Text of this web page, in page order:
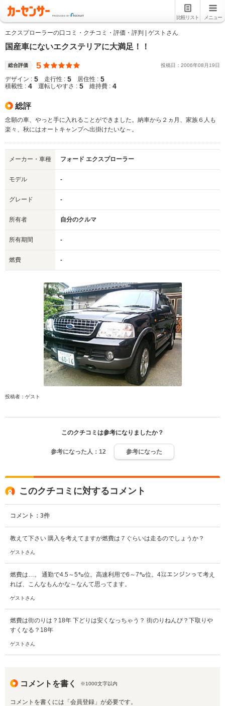
比較リスト メニュー
エクスプローラーの口コミ・クチコミ・評価・評判 | ゲストさん
国産車にないエクステリアに大満足！！
総合評価 5 投稿日： 2006年08 月 19日
デザイン : 5 走行性 : 5 居住性 : 5
積載性 : 4 運転しやすさ : 5 維持費 : 4
総評
念願の車、やっと手に入れることができました。納車から２ヵ月、家族６人も
楽々、秋にはオートキャンプへ出掛けたいな～。
メーカー・車種 フォード エクスプローラー
モデル -
グレード -
所有者 自分のクルマ
所有期間 -
燃費 -
投稿者：ゲスト
このクチコミは参考になりましたか？
参考になった人： 12 参考になった
このクチコミに対するコメント
コメント： 3件
教えて下さい 購入を考えてますが燃費は７ぐらいは走るのでしょうか？
ゲストさん
燃費は…。 通勤で4.5～5㌔位。高速利用で6～7㌔位。4㍑エンジンって考え
れば、こんなもんかな～なんて思ってます。
ゲストさん
燃費は街のりは？18年 下どりは安くなっちゃう？ 街のりねんぴ？下取りや
すくなる？18年
ゲストさん
コメントを書く ※1000文字以内
コメントを書くには「会員登録」が必要です。